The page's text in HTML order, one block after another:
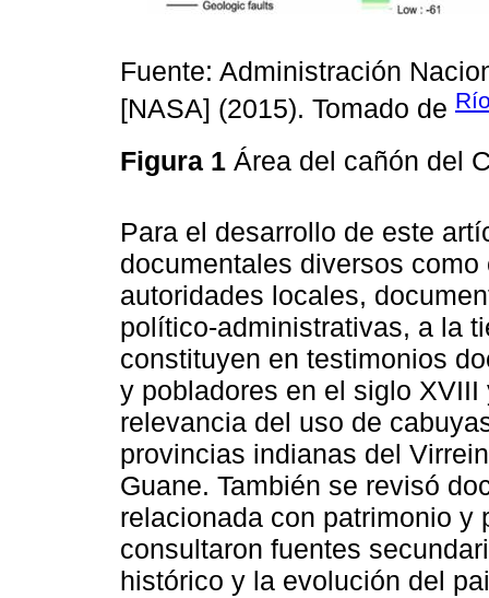
Fuente: Administración
[NASA] (2015). Tomado de
Figura 1 Área del cañón del
Para el desarrollo de este
documentales diversos
autoridades locales,
político-administrativas, a la
constituyen en testimonios
y pobladores en el siglo
relevancia del uso de
provincias indianas del
Guane. También se revisó
relacionada con patrimonio
consultaron fuentes
histórico y la evolución del